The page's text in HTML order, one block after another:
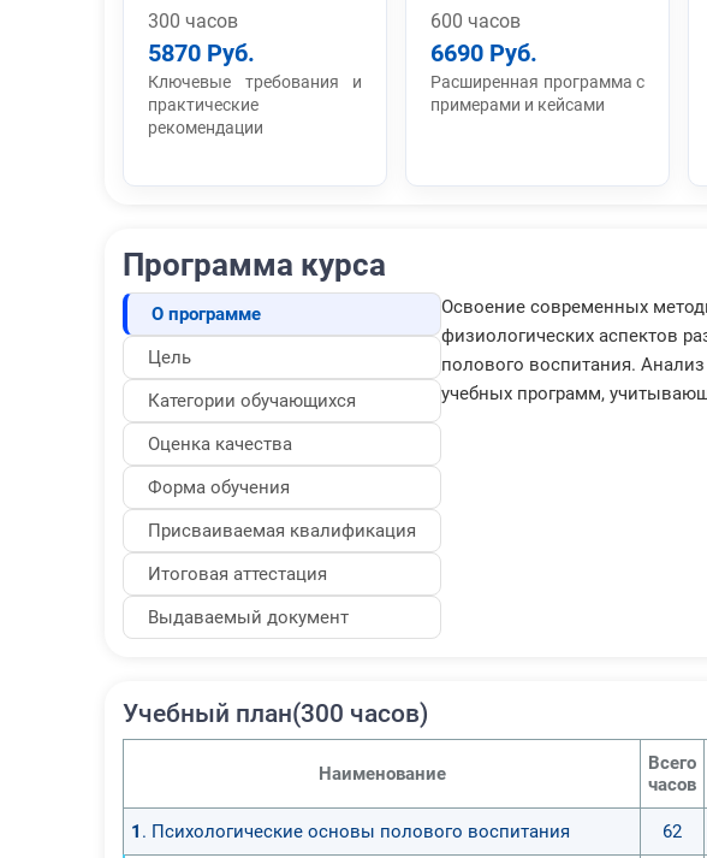
300 часов
5870 Руб.
Ключевые требования и
практические
рекомендации
600 часов
6690 Руб.
Расширенная программа с
примерами и кейсами
Программа курса
О программе
Цель
Категории обучающихся
Оценка качества
Форма обучения
Присваиваемая квалификация
Итоговая аттестация
Выдаваемый документ
Освоение современных
физиологических аспектов
полового воспитания.
учебных программ,
Учебный план(300 часов)
Наименование
Всего
часов
1 . Психологические основы полового воспитания 62